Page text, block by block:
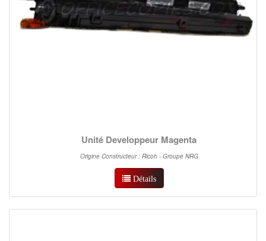
Unité Developpeur Magenta
Origine Constructeur : Ricoh - Groupe NRG
Détails